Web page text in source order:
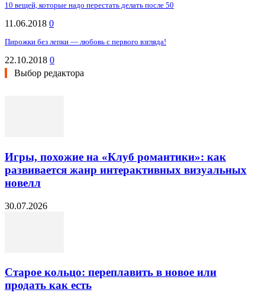
10 вещей, которые надо перестать делать после 50
11.06.2018 0
Пирожки без лепки — любовь с первого взгляда!
22.10.2018 0
Выбор редактора
Игры, похожие на «Клуб романтики»: как
развивается жанр интерактивных визуальных
новелл
30.07.2026
Старое кольцо: переплавить в новое или
продать как есть